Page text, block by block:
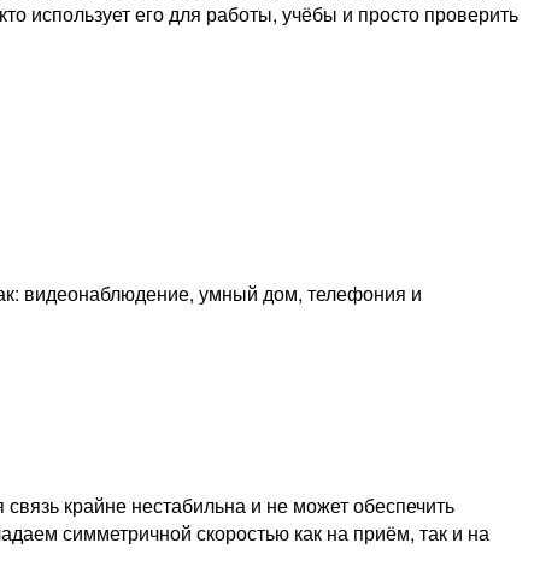
использует его для работы, учёбы и просто проверить
видеонаблюдение, умный дом, телефония и
крайне нестабильна и не может обеспечить
симметричной скоростью как на приём, так и на